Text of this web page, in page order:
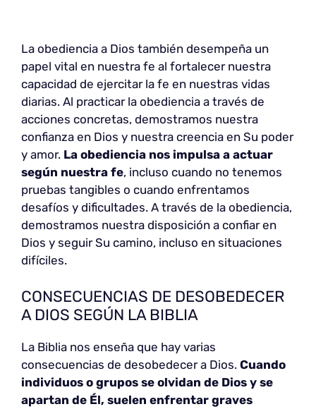
La obediencia a Dios también desempeña un
papel vital en nuestra fe al fortalecer nuestra
capacidad de ejercitar la fe en nuestras vidas
diarias. Al practicar la obediencia a través de
acciones concretas, demostramos nuestra
confianza en Dios y nuestra creencia en Su poder
y amor. La obediencia nos impulsa a actuar
según nuestra fe, incluso cuando no tenemos
pruebas tangibles o cuando enfrentamos
desafíos y dificultades. A través de la obediencia,
demostramos nuestra disposición a confiar en
Dios y seguir Su camino, incluso en situaciones
difíciles.
CONSECUENCIAS DE DESOBEDECER
A DIOS SEGÚN LA BIBLIA
La Biblia nos enseña que hay varias
consecuencias de desobedecer a Dios. Cuando
individuos o grupos se olvidan de Dios y se
apartan de Él, suelen enfrentar graves